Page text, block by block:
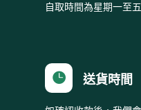
自取時間為星期一至
 送貨時間